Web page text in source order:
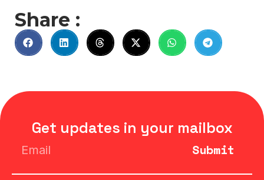
Share :
Get updates in your mailbox
Submit